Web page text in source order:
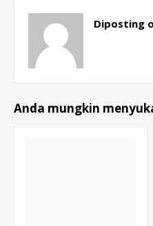
Diposting
Anda mungkin